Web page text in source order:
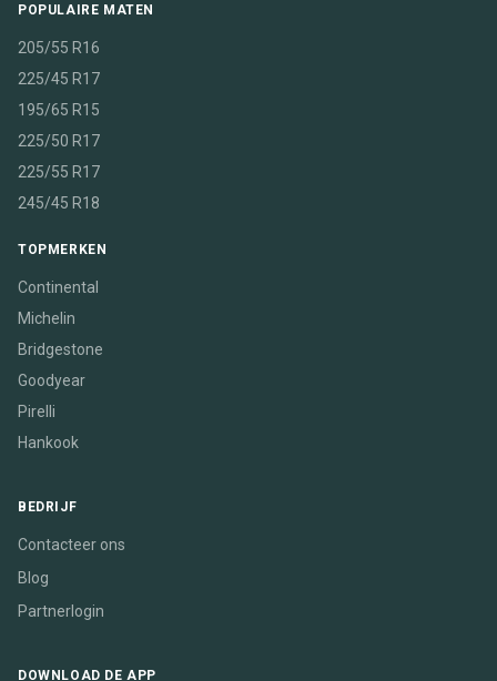
POPULAIRE MATEN
205/55 R16
225/45 R17
195/65 R15
225/50 R17
225/55 R17
245/45 R18
TOPMERKEN
Continental
Michelin
Bridgestone
Goodyear
Pirelli
Hankook
BEDRIJF
Contacteer ons
Blog
Partnerlogin
DOWNLOAD DE APP